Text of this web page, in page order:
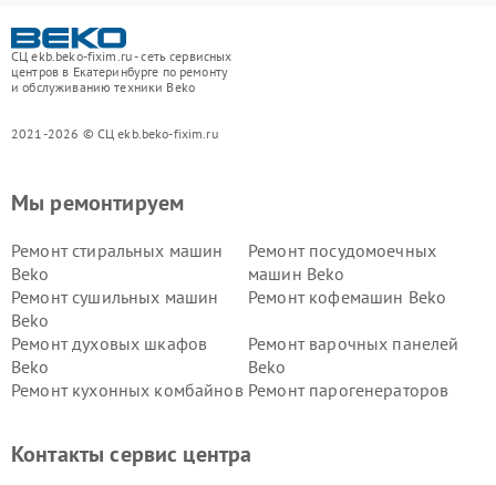
СЦ ekb.beko-fixim.ru - сеть сервисных
центров в Екатеринбурге по ремонту
и обслуживанию техники Beko
2021-2026 © СЦ ekb.beko-fixim.ru
Мы ремонтируем
Ремонт стиральных машин
Beko
Ремонт посудомоечных
машин Beko
Ремонт сушильных машин
Beko
Ремонт кофемашин Beko
Ремонт духовых шкафов
Beko
Ремонт варочных панелей
Beko
Ремонт кухонных комбайнов Ремонт парогенераторов
Ремонт холодильников Beko Ремонт морозильных камер
Контакты сервис центра